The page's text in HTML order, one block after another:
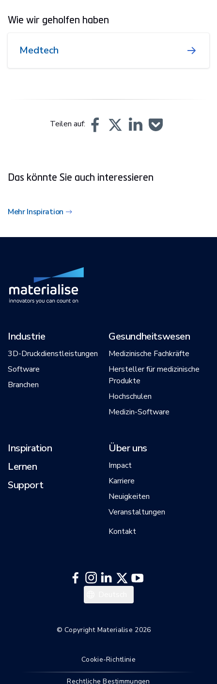
Wie wir geholfen haben
Medtech
Teilen auf:
Das könnte Sie auch interessieren
Mehr Inspiration
Industrie
3D-Druckdienstleistungen
Software
Branchen
Gesundheitswesen
Medizinische Fachkräfte
Hersteller für medizinische
Produkte
Hochschulen
Medizin-Software
Inspiration
Lernen
Support
Über uns
Impact
Karriere
Neuigkeiten
Veranstaltungen
Kontakt
English
© Copyright Materialise 2026
Cookie-Richtlinie
Rechtliche Bestimmungen